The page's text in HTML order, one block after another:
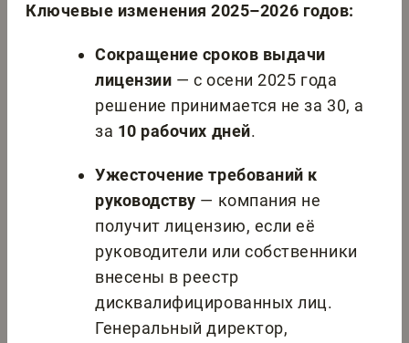
Ключевые изменения 2025–2026 годов:
Сокращение сроков выдачи
лицензии — с осени 2025 года
решение принимается не за 30, а
за 10 рабочих дней.
Ужесточение требований к
руководству — компания не
получит лицензию, если её
руководители или собственники
внесены в реестр
дисквалифицированных лиц.
Генеральный директор,